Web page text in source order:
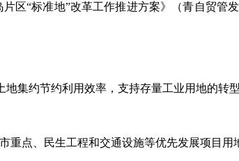
区“标准地”改革工作推进方案》（青自贸管
集约节约利用效率，支持存量工业用地的转
重点、民生工程和交通设施等优先发展项目用